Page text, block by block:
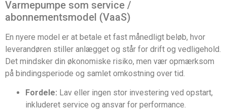
Varmepumpe som service /
abonnementsmodel (VaaS)
En nyere model er at betale et fast månedligt beløb, hvor
leverandøren stiller anlægget og står for drift og vedligehold.
Det mindsker din økonomiske risiko, men vær opmærksom
på bindingsperiode og samlet omkostning over tid.
Fordele: Lav eller ingen stor investering ved opstart,
inkluderet service og ansvar for performance.